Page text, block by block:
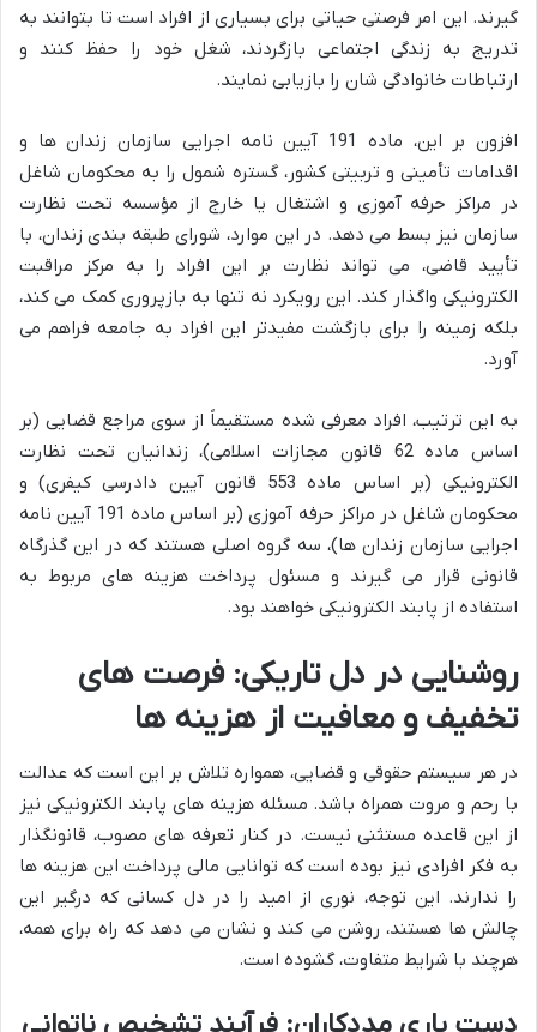
گیرند. این امر فرصتی حیاتی برای بسیاری از افراد است تا بتوانند به
تدریج به زندگی اجتماعی بازگردند، شغل خود را حفظ کنند و
ارتباطات خانوادگی شان را بازیابی نمایند.
افزون بر این، ماده 191 آیین نامه اجرایی سازمان زندان ها و
اقدامات تأمینی و تربیتی کشور، گستره شمول را به محکومان شاغل
در مراکز حرفه آموزی و اشتغال یا خارج از مؤسسه تحت نظارت
سازمان نیز بسط می دهد. در این موارد، شورای طبقه بندی زندان، با
تأیید قاضی، می تواند نظارت بر این افراد را به مرکز مراقبت
الکترونیکی واگذار کند. این رویکرد نه تنها به بازپروری کمک می کند،
بلکه زمینه را برای بازگشت مفیدتر این افراد به جامعه فراهم می
آورد.
به این ترتیب، افراد معرفی شده مستقیماً از سوی مراجع قضایی (بر
اساس ماده 62 قانون مجازات اسلامی)، زندانیان تحت نظارت
الکترونیکی (بر اساس ماده 553 قانون آیین دادرسی کیفری) و
محکومان شاغل در مراکز حرفه آموزی (بر اساس ماده 191 آیین نامه
اجرایی سازمان زندان ها)، سه گروه اصلی هستند که در این گذرگاه
قانونی قرار می گیرند و مسئول پرداخت هزینه های مربوط به
استفاده از پابند الکترونیکی خواهند بود.
روشنایی در دل تاریکی: فرصت های
تخفیف و معافیت از هزینه ها
در هر سیستم حقوقی و قضایی، همواره تلاش بر این است که عدالت
با رحم و مروت همراه باشد. مسئله هزینه های پابند الکترونیکی نیز
از این قاعده مستثنی نیست. در کنار تعرفه های مصوب، قانونگذار
به فکر افرادی نیز بوده است که توانایی مالی پرداخت این هزینه ها
را ندارند. این توجه، نوری از امید را در دل کسانی که درگیر این
چالش ها هستند، روشن می کند و نشان می دهد که راه برای همه،
هرچند با شرایط متفاوت، گشوده است.